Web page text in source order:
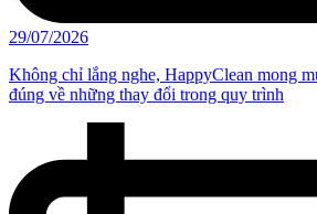
29/07/2026
Không chỉ lắng nghe, HappyClean mong
đúng về những thay đổi trong quy trình